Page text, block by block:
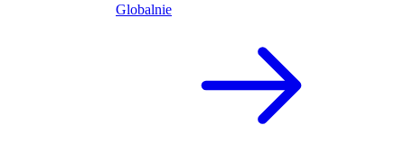
Globalnie